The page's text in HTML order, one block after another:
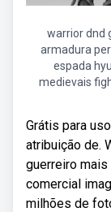
warrior dnd
armadura
espada
medievais
Grátis para
atribuição de.
guerreiro
comercial
milhões de